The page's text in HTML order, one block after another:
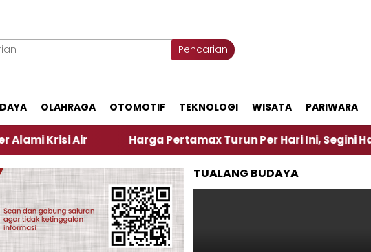
Pencarian
OLAHRAGA OTOMOTIF TEKNOLOGI WISATA PARIWARA
Air Harga Pertamax Turun Per Hari Ini, Segini Harganya
TUALANG BUDAYA